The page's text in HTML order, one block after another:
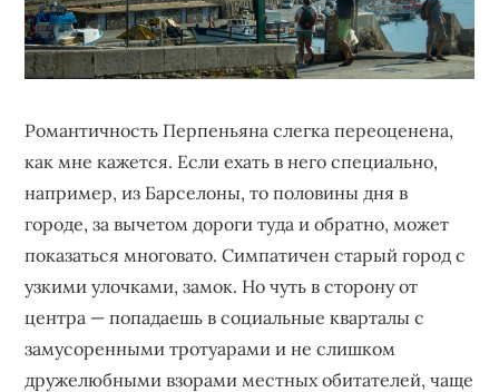
Романтичность Перпеньяна слегка переоценена,
как мне кажется. Если ехать в него специально,
например, из Барселоны, то половины дня в
городе, за вычетом дороги туда и обратно, может
показаться многовато. Симпатичен старый город с
узкими улочками, замок. Но чуть в сторону от
центра — попадаешь в социальные кварталы с
замусоренными тротуарами и не слишком
дружелюбными взорами местных обитателей, чаще